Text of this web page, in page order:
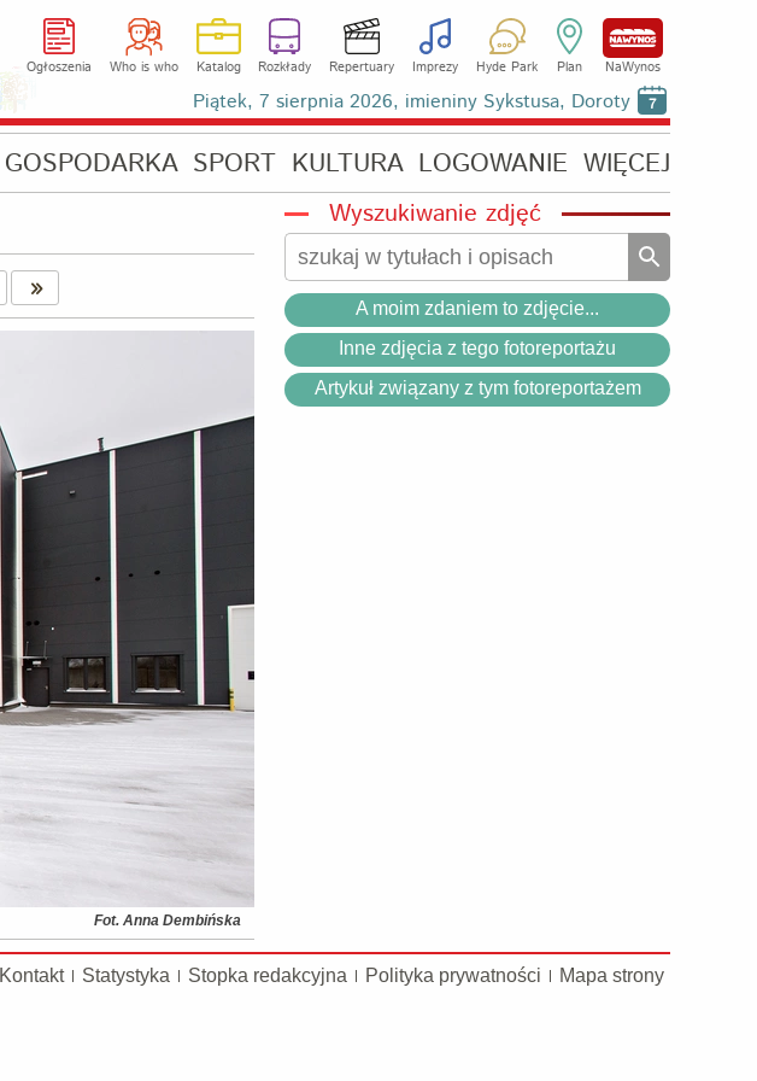
Ogłoszenia Who is who Katalog Rozkłady Repertuary Imprezy Hyde Park Plan NaWynos
Piątek, 7 sierpnia 2026, imieniny Sykstusa, Doroty 7
GOSPODARKA SPORT KULTURA LOGOWANIE WIĘCEJ
Fot. Anna Dembińska
Wyszukiwanie zdjęć
A moim zdaniem to zdjęcie...
Inne zdjęcia z tego fotoreportażu
Artykuł związany z tym fotoreportażem
Kontakt Statystyka Stopka redakcyjna Polityka prywatności Mapa strony